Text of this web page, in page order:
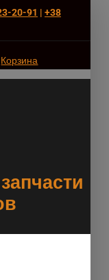
20-91 | +38
Корзина